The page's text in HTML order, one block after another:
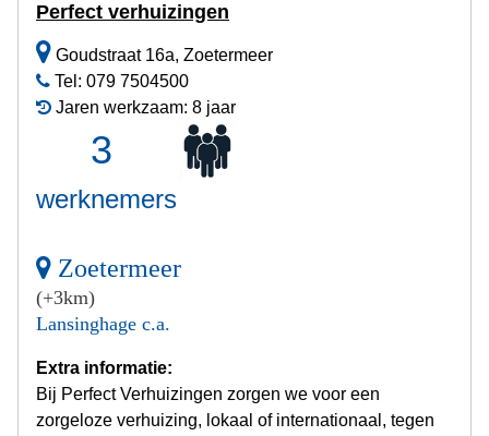
Perfect verhuizingen
Goudstraat 16a, Zoetermeer
Tel: 079 7504500
Jaren werkzaam: 8 jaar
3
werknemers
Zoetermeer
(+3km)
Lansinghage c.a.
Extra informatie:
Bij Perfect Verhuizingen zorgen we voor een
zorgeloze verhuizing, lokaal of internationaal, tegen